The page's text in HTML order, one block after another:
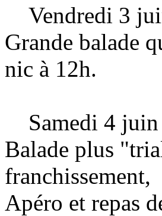
Vendredi 3
Grande balade
nic à 12h.
Samedi 4
Balade plus
franchissement,
Apéro et repas